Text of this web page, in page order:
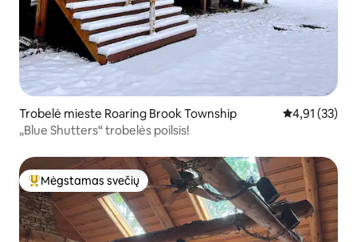
Trobelė mieste Roaring Brook Township Vidutinis
4,91 (33)
„Blue Shutters“ trobelės poilsis!
Svečių mėgstamiausias
Mėgstamas svečių